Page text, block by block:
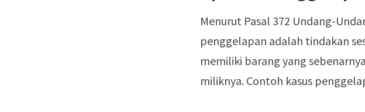
Menurut Pasal 372 Undang-
penggelapan adalah tindakan
memiliki barang yang
miliknya. Contoh kasus